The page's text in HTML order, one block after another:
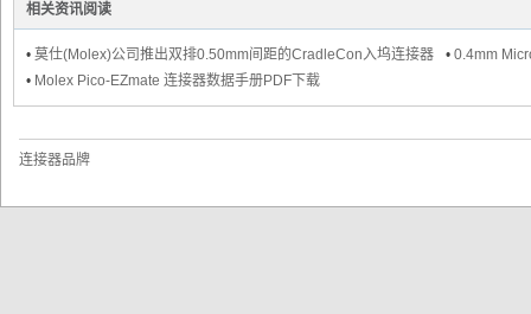
子
相关资讯阅读
• 莫仕(Molex)公司推出双排0.50mm间距的CradleCon入坞连接器
系列产品 ...
• 0.4mm
• Molex Pico-EZmate 连接器数据手册PDF下载
连接器品牌